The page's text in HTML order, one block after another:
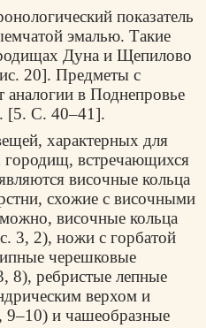
показатель
эмалью. Такие
Дуна и Щепилово
20]. Предметы с
в Поднепровье
[5. С. 40–41].
характерных для
встречающихся
височные кольца
схожие с височными
височные кольца
3, 2), ножи с горбатой
черешковые
8), ребристые лепные
верхом и
9–10) и чашеобразные